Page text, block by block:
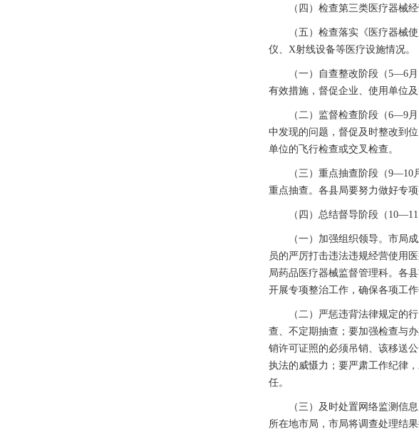
（四）检查第三类医疗器械经
（五）检查落实《医疗器械使
仪、X射线设备等医疗设施情况。
（一）自查整改阶段（5—6月
有效措施，督促企业、使用单位及
（二）监督检查阶段（6—9月
中发现的问题，督促及时整改到
单位的飞行检查或交叉检查。
（三）重点抽查阶段（9—10月
重点抽查。各县局要努力做好专
（四）总结督导阶段（10—11
（一）加强组织领导。市局成
员的严厉打击违法违规经营使用
局药品医疗器械监督管理科。各
开展专项整治工作，确保各项工作
（二）严惩违背法律规定的行
查、不定期抽查；要加强检查与
销许可证照的必须吊销、该移送
执法的威慑力；要严肃工作纪律
任。
（三）及时处置网络监测信息
所在地市局，市局将调查处理结